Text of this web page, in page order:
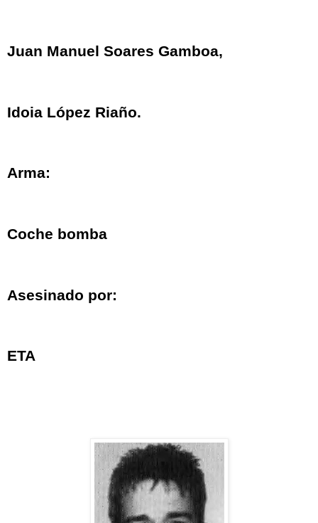
Juan Manuel Soares Gamboa,
Idoia López Riaño.
Arma:
Coche bomba
Asesinado por:
ETA